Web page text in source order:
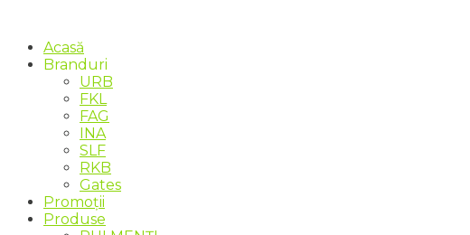
Acasă
Branduri
URB
FKL
FAG
INA
SLF
RKB
Gates
Promoții
Produse